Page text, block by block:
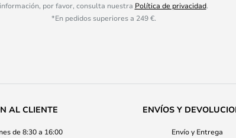
información, por favor, consulta nuestra Política de privacidad.
*En pedidos superiores a 249 €.
AL CLIENTE
de 8:30 a 16:00
ENVÍOS Y
Envío y Entrega